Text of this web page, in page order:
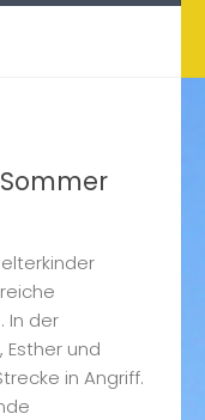
In der
Esther und
in Angriff.